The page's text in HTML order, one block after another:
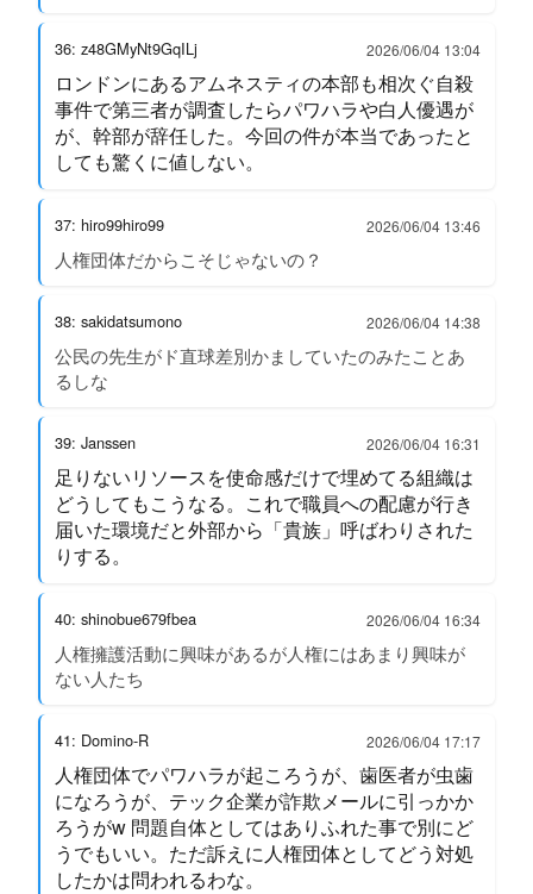
36: z48GMyNt9GqILj 2026/06/04 13:04
ロンドンにあるアムネスティの本部も相次ぐ自殺
事件で第三者が調査したらパワハラや白人優遇が
が、幹部が辞任した。今回の件が本当であったと
しても驚くに値しない。
37: hiro99hiro99 2026/06/04 13:46
人権団体だからこそじゃないの？
38: sakidatsumono 2026/06/04 14:38
公民の先生がド直球差別かましていたのみたことあ
るしな
39: Janssen 2026/06/04 16:31
足りないリソースを使命感だけで埋めてる組織は
どうしてもこうなる。これで職員への配慮が行き
届いた環境だと外部から「貴族」呼ばわりされた
りする。
40: shinobue679fbea 2026/06/04 16:34
人権擁護活動に興味があるが人権にはあまり興味が
ない人たち
41: Domino-R 2026/06/04 17:17
人権団体でパワハラが起ころうが、歯医者が虫歯
になろうが、テック企業が詐欺メールに引っかか
ろうがw 問題自体としてはありふれた事で別にど
うでもいい。ただ訴えに人権団体としてどう対処
したかは問われるわな。